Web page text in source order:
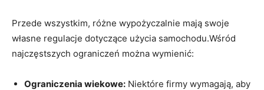
Przede wszystkim, ​różne wypożyczalnie ⁢mają ⁢swoje
własne regulacje ⁤dotyczące użycia ⁤samochodu.Wśród
najczęstszych ograniczeń można wymienić:
Ograniczenia wiekowe: Niektóre​ firmy wymagają, ‍aby